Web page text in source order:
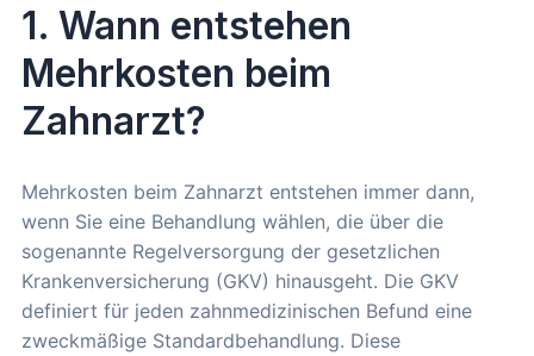
1. Wann entstehen
Mehrkosten beim
Zahnarzt?
Mehrkosten beim Zahnarzt entstehen immer dann,
wenn Sie eine Behandlung wählen, die über die
sogenannte Regelversorgung der gesetzlichen
Krankenversicherung (GKV) hinausgeht. Die GKV
definiert für jeden zahnmedizinischen Befund eine
zweckmäßige Standardbehandlung. Diese